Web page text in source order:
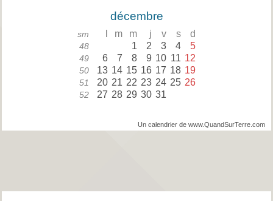
décembre
sm m m j v s d
48 1 2 3 4 5
49 6 7 8 9 10 11 12
50 13 14 15 16 17 18 19
51 20 21 22 23 24 25 26
52 27 28 29 30 31
Un calendrier de www.QuandSurTerre.com